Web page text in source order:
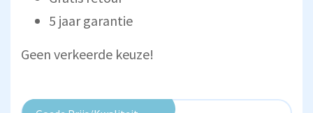
5 jaar garantie
Geen verkeerde keuze!